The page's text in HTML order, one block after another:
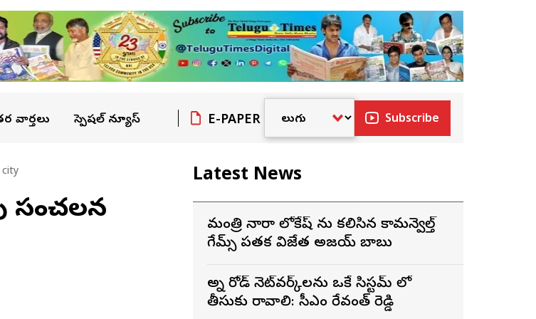
వార్తలు స్పెషల్ న్యూస్ E-PAPER Subscribe
city
సంచలన
Latest News
మంత్రి నారా లోకేష్ ను కలిసిన కామన్వెల్త్
గేమ్స్ పతక విజేత అజయ్ బాబు
అన్ని రోడ్ నెట్‌వర్క్‌లను ఒకే సిస్టమ్ లో
తీసుకు రావాలి: సీఎం రేవంత్ రెడ్డి